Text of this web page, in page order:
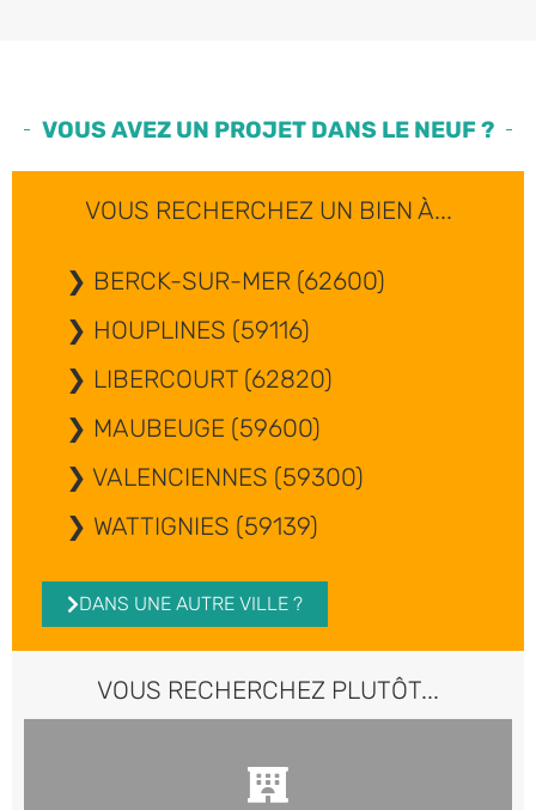
VOUS AVEZ UN PROJET DANS LE NEUF ?
VOUS RECHERCHEZ UN BIEN À...
BERCK-SUR-MER (62600)
HOUPLINES (59116)
LIBERCOURT (62820)
MAUBEUGE (59600)
VALENCIENNES (59300)
WATTIGNIES (59139)
DANS UNE AUTRE VILLE ?
VOUS RECHERCHEZ PLUTÔT...